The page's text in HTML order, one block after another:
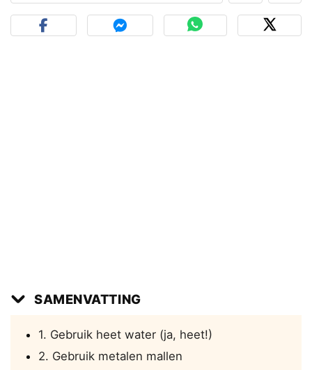
SAMENVATTING
1. Gebruik heet water (ja, heet!)
2. Gebruik metalen mallen